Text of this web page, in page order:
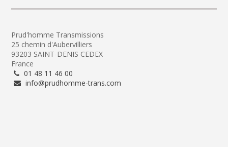
Prud'homme Transmissions
25 chemin d'Aubervilliers
93203 SAINT-DENIS CEDEX
France
01 48 11 46 00
info@prudhomme-trans.com